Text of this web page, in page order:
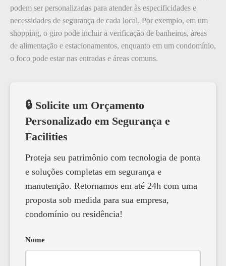
podem ser personalizadas para atender às especificidades e
necessidades de segurança de cada local. Por exemplo, em um
shopping, o giro pode incluir a verificação de banheiros, áreas
de alimentação e estacionamentos, enquanto em um condomínio,
o foco pode estar nas entradas e áreas comuns.
🔒 Solicite um Orçamento
Personalizado em Segurança e
Facilities
Proteja seu patrimônio com tecnologia de ponta
e soluções completas em segurança e
manutenção. Retornamos em até 24h com uma
proposta sob medida para sua empresa,
condomínio ou residência!
Nome